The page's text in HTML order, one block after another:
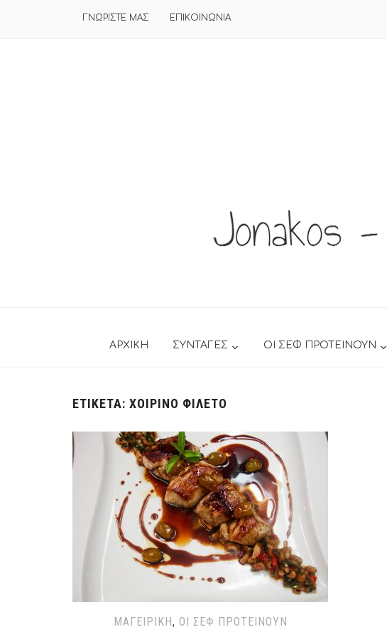
ΓΝΩΡΙΣΤΕ ΜΑΣ ΕΠΙΚΟΙΝΩΝΙΑ
ΑΡΧΙΚΗ ΣΥΝΤΑΓΕΣ ΟΙ ΣΕΦ ΠΡΟΤΕΙΝΟΥΝ
ΕΤΙΚΈΤΑ: ΧΟΙΡΙΝΌ ΦΙΛΈΤΟ
ΜΑΓΕΙΡΙΚΉ, ΟΙ ΣΕΦ ΠΡΟΤΕΊΝΟΥΝ